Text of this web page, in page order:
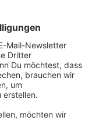
so weit, so
die Luft
"Flugdauer"
ermittelt. Die
2025 mit.
dabei sein.